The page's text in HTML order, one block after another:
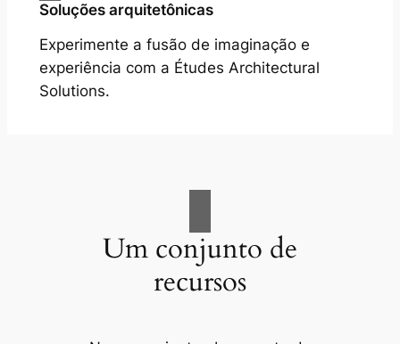
Soluções arquitetônicas
Experimente a fusão de imaginação e
experiência com a Études Architectural
Solutions.
Um conjunto de
recursos